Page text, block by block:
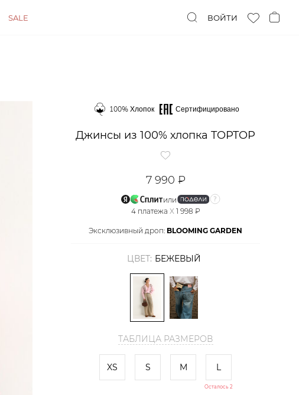
SALE ВОЙТИ
100% Хлопок Сертифицировано
Джинсы из 100% хлопка TOPTOP
7 990 ₽
или
4 платежа X 1 998 ₽
Эксклюзивный дроп: BLOOMING GARDEN
ЦВЕТ: БЕЖЕВЫЙ
ТАБЛИЦА РАЗМЕРОВ
XS S M L
Осталось 2